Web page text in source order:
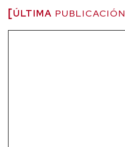
ÚLTIMA PUBLICACIÓN